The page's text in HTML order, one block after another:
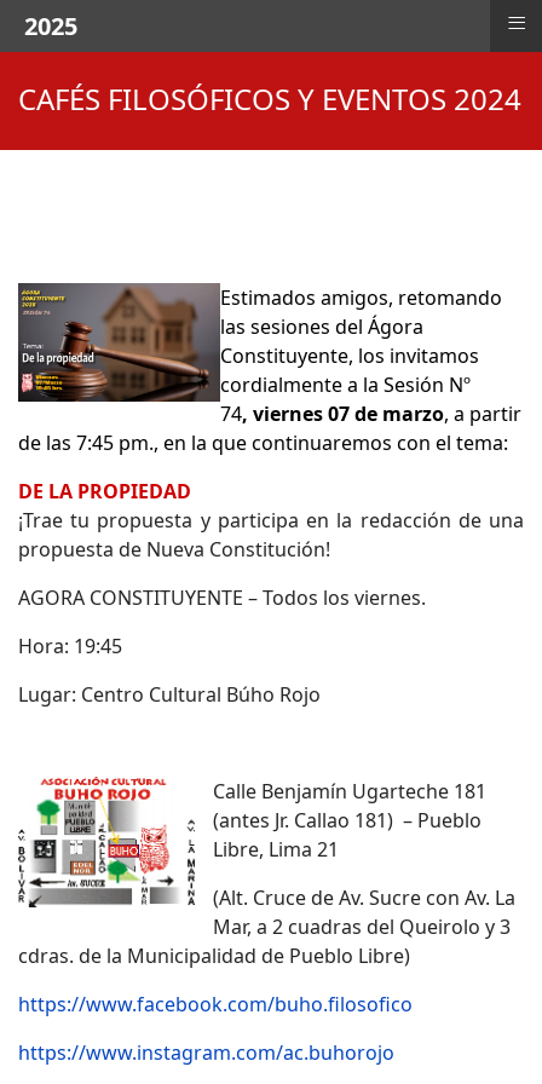
CAFÉS FILOSÓFICOS Y EVENTOS 2024
Estimados amigos, retomando
las sesiones del Ágora
Constituyente, los invitamos
cordialmente a la Sesión Nº
74, viernes 07 de marzo, a partir
de las 7:45 pm., en la que continuaremos con el tema:
DE LA PROPIEDAD
¡Trae tu propuesta y participa en la redacción de una
propuesta de Nueva Constitución!
AGORA CONSTITUYENTE – Todos los viernes.
Hora: 19:45
Lugar: Centro Cultural Búho Rojo
Calle Benjamín Ugarteche 181
(antes Jr. Callao 181) – Pueblo
Libre, Lima 21
(Alt. Cruce de Av. Sucre con Av. La
Mar, a 2 cuadras del Queirolo y 3
cdras. de la Municipalidad de Pueblo Libre)
https://www.facebook.com/buho.filosofico
https://www.instagram.com/ac.buhorojo
2025 ≡